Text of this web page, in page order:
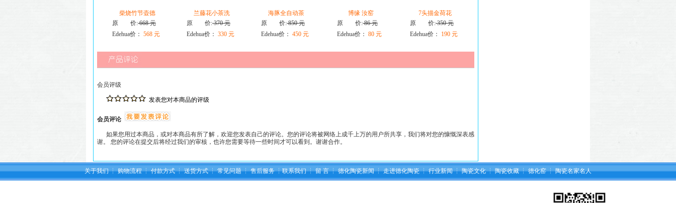
柴烧竹节壶德
原 价:668 元
Edehua价： 568 元
兰藤花小茶洗
原 价:370 元
Edehua价： 330 元
海豚全自动茶
原 价:850 元
Edehua价： 450 元
博缘 汝窑
原 价:86 元
Edehua价： 80 元
7头描金荷花
原 价:350 元
Edehua价：
190 元
会员评级
发表您对本商品的评级
会员评论
如果您用过本商品，或对本商品有所了解，欢迎您发表自己的评论。您的评论将被网络上成千上万的用户所共享，我们将对您的慷慨深表感
谢。 您的评论在提交后将经过我们的审核，也许您需要等待一些时间才可以看到。谢谢合作。
关于我们┆购物流程┆付款方式┆送货方式┆常见问题┆售后服务┆联系我们┆留 言 ┆德化陶瓷新闻 ┆走进德化陶瓷 ┆行业新闻 ┆陶瓷文化 ┆陶瓷收藏 ┆德化窑 ┆陶瓷名家名人